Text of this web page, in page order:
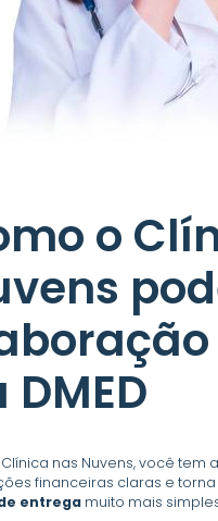
o
DMED
nas Nuvens, você tem
financeiras claras e
entrega muito mais